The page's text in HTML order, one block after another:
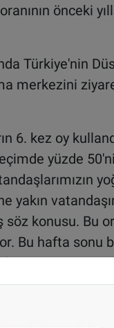
önceki
Türkiye'nin
merkezini
6. kez oy
yüzde
yakın
konusu. Bu
Bu hafta sonu
içi oy
hakikaten